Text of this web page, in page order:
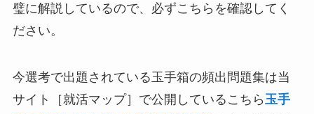
璧に解説しているので、必ずこちらを確認してく
ださい。
今選考で出題されている玉手箱の頻出問題集は当
サイト［就活マップ］で公開しているこちら玉手